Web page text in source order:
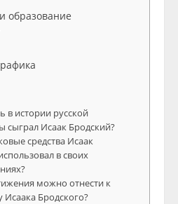
образование
в истории русской
сыграл Исаак Бродский?
средства Исаак
в своих
можно отнести к
Исаака Бродского?